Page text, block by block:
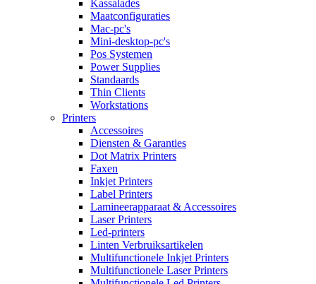
Kassalades
Maatconfiguraties
Mac-pc's
Mini-desktop-pc's
Pos Systemen
Power Supplies
Standaards
Thin Clients
Workstations
Printers
Accessoires
Diensten & Garanties
Dot Matrix Printers
Faxen
Inkjet Printers
Label Printers
Lamineerapparaat & Accessoires
Laser Printers
Led-printers
Linten Verbruiksartikelen
Multifunctionele Inkjet Printers
Multifunctionele Laser Printers